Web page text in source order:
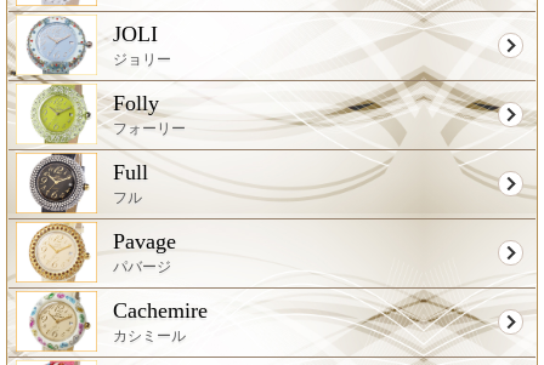
JOLI
ジョリー
Folly
フォーリー
Full
フル
Pavage
パバージ
Cachemire
カシミール